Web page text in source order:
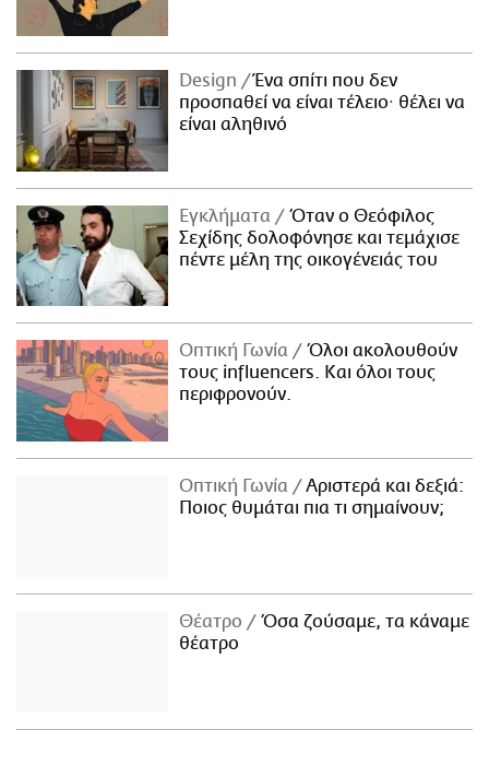
Design
Ένα σπίτι που δεν
προσπαθεί να είναι τέλειο· θέλει να
είναι αληθινό
Εγκλήματα
Όταν ο Θεόφιλος
Σεχίδης δολοφόνησε και τεμάχισε
πέντε μέλη της οικογένειάς του
Οπτική Γωνία
Όλοι ακολουθούν
τους influencers. Και όλοι τους
περιφρονούν.
Οπτική Γωνία
Αριστερά και δεξιά:
Ποιος θυμάται πια τι σημαίνουν;
Θέατρο
Όσα ζούσαμε, τα κάναμε
θέατρο